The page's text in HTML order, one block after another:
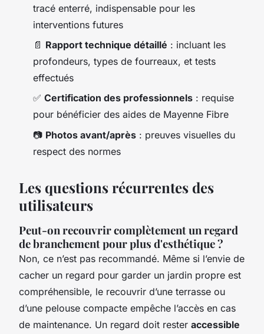
tracé enterré, indispensable pour les
interventions futures
📄 Rapport technique détaillé : incluant les
profondeurs, types de fourreaux, et tests
effectués
✅ Certification des professionnels : requise
pour bénéficier des aides de Mayenne Fibre
📷 Photos avant/après : preuves visuelles du
respect des normes
Les questions récurrentes des
utilisateurs
Peut-on recouvrir complètement un regard
de branchement pour plus d'esthétique ?
Non, ce n’est pas recommandé. Même si l’envie de
cacher un regard pour garder un jardin propre est
compréhensible, le recouvrir d’une terrasse ou
d’une pelouse compacte empêche l’accès en cas
de maintenance. Un regard doit rester accessible